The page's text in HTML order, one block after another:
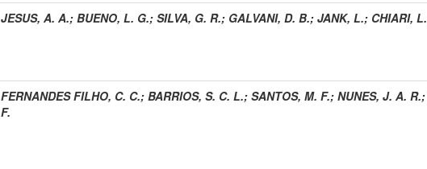
JESUS, A. A.; BUENO, L. G.; SILVA, G. R.; GALVANI, D. B.; JANK, L.; CHIARI, L.
FERNANDES FILHO, C. C.; BARRIOS, S. C. L.; SANTOS, M. F.; NUNES, J. A. R.;
F.